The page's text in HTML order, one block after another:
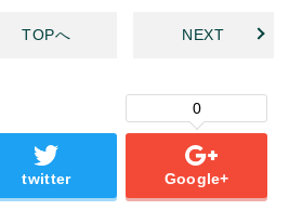
TOPへ NEXT
twitter
0
Google+